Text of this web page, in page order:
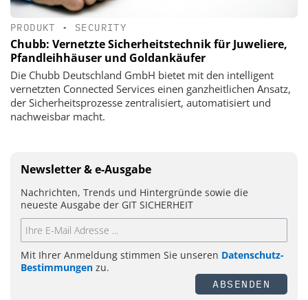
PRODUKT • SECURITY
Chubb: Vernetzte Sicherheitstechnik für Juweliere,
Pfandleihhäuser und Goldankäufer
Die Chubb Deutschland GmbH bietet mit den intelligent
vernetzten Connected Services einen ganzheitlichen Ansatz,
der Sicherheitsprozesse zentralisiert, automatisiert und
nachweisbar macht.
Newsletter & e-Ausgabe
Nachrichten, Trends und Hintergründe sowie die
neueste Ausgabe der GIT SICHERHEIT
Mit Ihrer Anmeldung stimmen Sie unseren Datenschutz-
Bestimmungen zu.
ABSENDEN